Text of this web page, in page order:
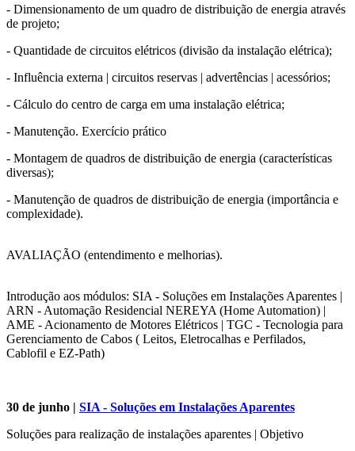
- Dimensionamento de um quadro de distribuição de energia através
de projeto;
- Quantidade de circuitos elétricos (divisão da instalação elétrica);
- Influência externa | circuitos reservas | advertências | acessórios;
- Cálculo do centro de carga em uma instalação elétrica;
- Manutenção. Exercício prático
- Montagem de quadros de distribuição de energia (características
diversas);
- Manutenção de quadros de distribuição de energia (importância e
complexidade).
AVALIAÇÃO (entendimento e melhorias).
Introdução aos módulos: SIA - Soluções em Instalações Aparentes |
ARN - Automação Residencial NEREYA (Home Automation) |
AME - Acionamento de Motores Elétricos | TGC - Tecnologia para
Gerenciamento de Cabos ( Leitos, Eletrocalhas e Perfilados,
Cablofil e EZ-Path)
30 de junho | SIA - Soluções em Instalações Aparentes
Soluções para realização de instalações aparentes | Objetivo